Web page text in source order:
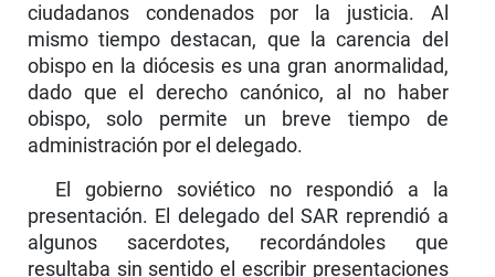
ciudadanos condenados por la justicia. Al
mismo tiempo destacan, que la carencia del
obispo en la diócesis es una gran anormalidad,
dado que el derecho canónico, al no haber
obispo, solo permite un breve tiempo de
administración por el delegado.
El gobierno soviético no respondió a la
presenta­ción. El delegado del SAR reprendió a
algunos sacerdotes, recordándoles que
resultaba sin sentido el escribir presentaciones